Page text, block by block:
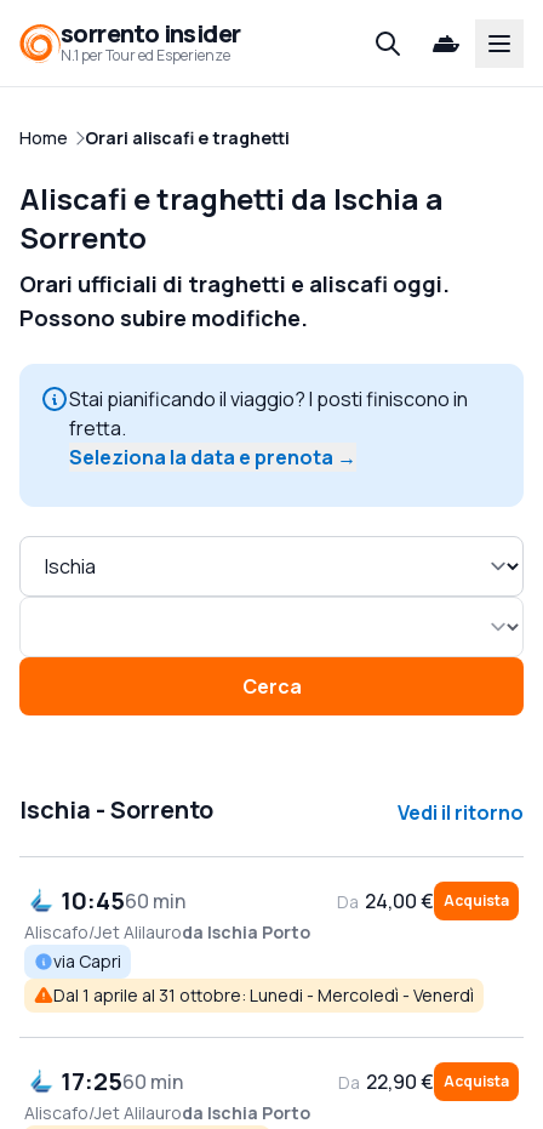
sorrento insider
N.1 per Tour ed Esperienze
Home Orari aliscafi e traghetti
Aliscafi e traghetti da Ischia a
Sorrento
Orari ufficiali di traghetti e aliscafi oggi.
Possono subire modifiche.
Stai pianificando il viaggio? I posti finiscono in
fretta.
Seleziona la data e prenota →
Cerca
Ischia - Sorrento Vedi il ritorno
10:4560 min Da 24,00 € Acquista
Aliscafo/JetAlilauroda Ischia Porto
via Capri
Dal 1 aprile al 31 ottobre: Lunedi - Mercoledì - Venerdì
17:2560 min Da 22,90 € Acquista
Aliscafo/JetAlilauroda Ischia Porto